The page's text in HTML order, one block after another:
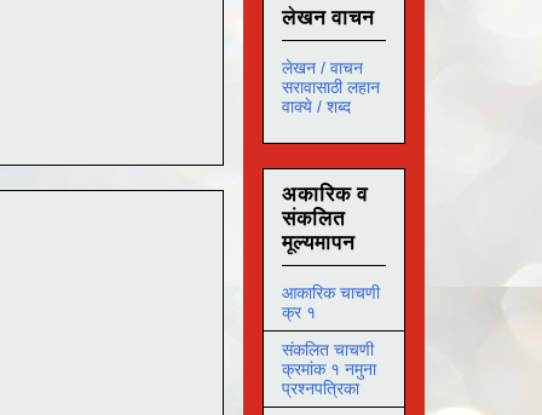
लेखन वाचन
लेखन / वाचन
सरावासाठी लहान
वाक्ये / शब्द
अकारिक व
संकलित
मूल्यमापन
आकारिक चाचणी
क्र १
संकलित चाचणी
क्रमांक १ नमुना
प्रश्नपत्रिका